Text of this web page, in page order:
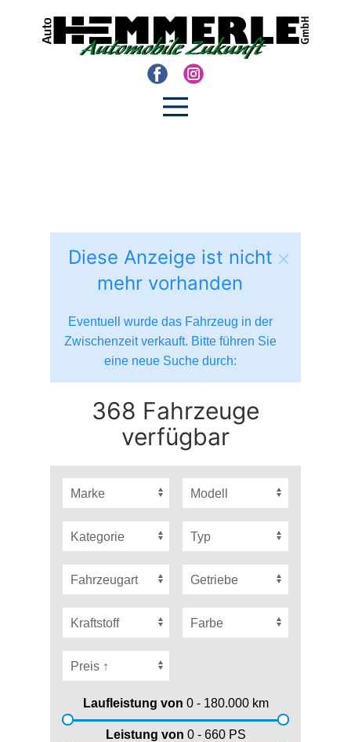
Diese Anzeige ist nicht
mehr vorhanden
Eventuell wurde das Fahrzeug in der
Zwischenzeit verkauft. Bitte führen Sie
eine neue Suche durch:
368 Fahrzeuge
verfügbar
Laufleistung von 0 - 180.000km
Leistung von 0 - 660PS